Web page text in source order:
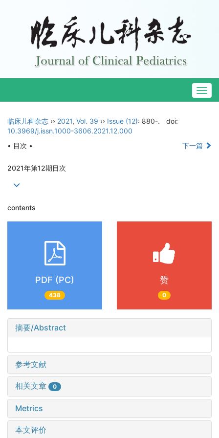
临床儿科杂志 ›› 2021, Vol. 39 ›› Issue (12): 880-.
doi:
10.3969/j.issn.1000-3606.2021.12.000
• 目次 •
下一篇
2021年第12期目次
contents
PDF (PC)
438
赞
0
摘要/Abstract
参考文献
相关文章 0
Metrics
本文评价